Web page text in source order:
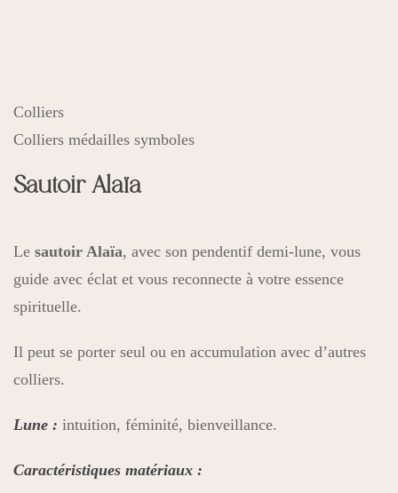
Colliers
Colliers médailles symboles
Sautoir Alaïa
Le sautoir Alaïa, avec son pendentif demi-lune, vous
guide avec éclat et vous reconnecte à votre essence
spirituelle.
Il peut se porter seul ou en accumulation avec d’autres
colliers.
Lune : intuition, féminité, bienveillance.
Caractéristiques matériaux :